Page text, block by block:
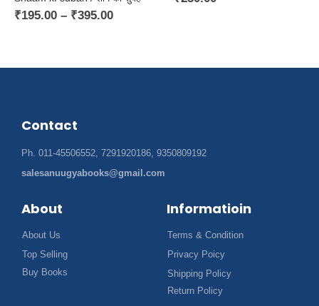
₹195.00 – ₹395.00
Contact
Ph. 011-45506552, 7291920186, 9350809192
salesanuugyabooks@gmail.com
About
About Us
Top Selling
Buy Books
Informatioin
Terms & Condition
Privacy Poicy
Shipping Policy
Return Policy